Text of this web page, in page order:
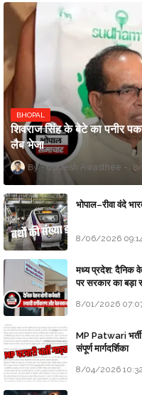
BHOPAL
शिवराज सिंह के बेटे का पनीर
लैब भेजा
Updesh Awasthee 8/
भोपाल–रीवा वंदे
8/06/2026
मध्य प्रदेश: दैनिक
पर सरकार का बड़ा
8/01/2026
MP Patwari
संपूर्ण मार्गदर्शिका
8/04/2026